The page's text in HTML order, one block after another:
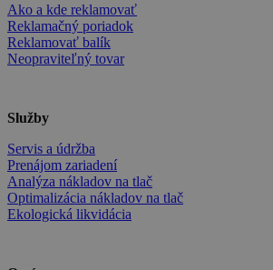
Ako a kde reklamovať
Reklamačný poriadok
Reklamovať balík
Neopraviteľný tovar
Služby
Servis a údržba
Prenájom zariadení
Analýza nákladov na tlač
Optimalizácia nákladov na tlač
Ekologická likvidácia